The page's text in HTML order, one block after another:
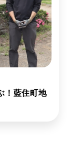
！藍住町地